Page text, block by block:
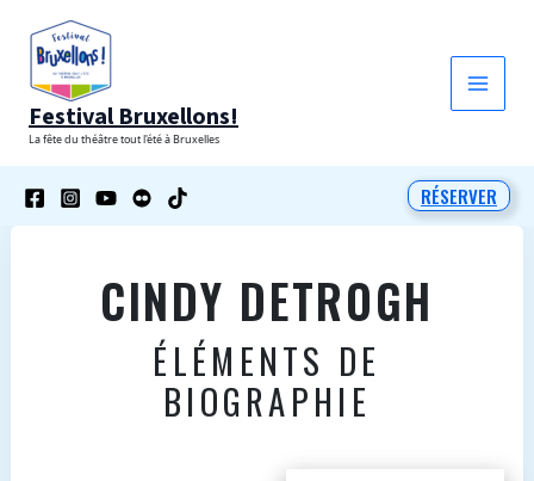
contenu
Festival Bruxellons!
La fête du théâtre tout l'été à Bruxelles
RÉSERVER
CINDY DETROGH
ÉLÉMENTS DE
BIOGRAPHIE